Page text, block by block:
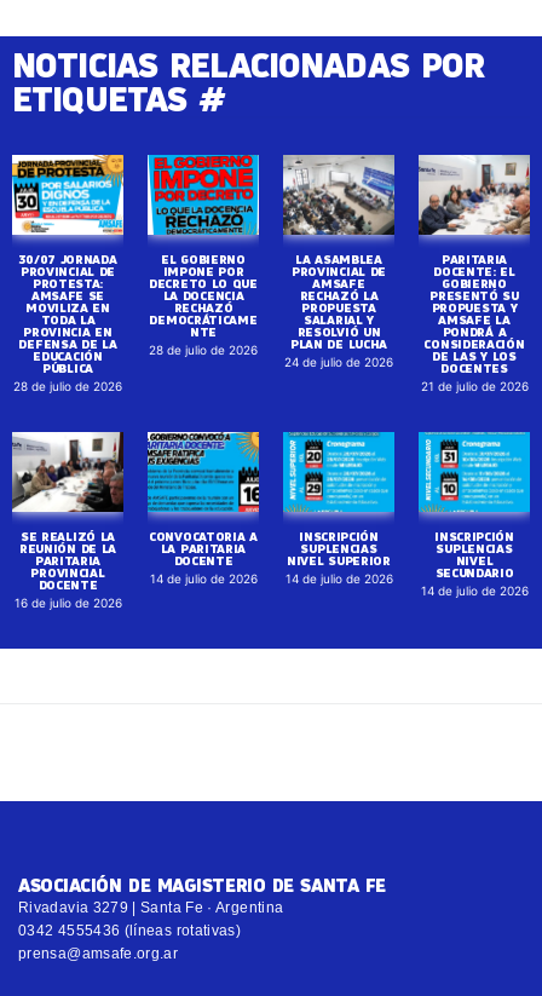
NOTICIAS RELACIONADAS POR
ETIQUETAS #
30/07 JORNADA
PROVINCIAL DE
PROTESTA:
AMSAFE SE
MOVILIZA EN
TODA LA
PROVINCIA EN
DEFENSA DE LA
EDUCACIÓN
PÚBLICA
28 de julio de 2026
EL GOBIERNO
IMPONE POR
DECRETO LO QUE
LA DOCENCIA
RECHAZÓ
DEMOCRÁTICAME
NTE
28 de julio de 2026
LA ASAMBLEA
PROVINCIAL DE
AMSAFE
RECHAZÓ LA
PROPUESTA
SALARIAL Y
RESOLVIÓ UN
PLAN DE LUCHA
24 de julio de 2026
PARITARIA
DOCENTE: EL
GOBIERNO
PRESENTÓ SU
PROPUESTA Y
AMSAFE LA
PONDRÁ A
CONSIDERACIÓN
DE LAS Y LOS
DOCENTES
21 de julio de 2026
SE REALIZÓ LA
REUNIÓN DE LA
PARITARIA
PROVINCIAL
DOCENTE
16 de julio de 2026
CONVOCATORIA A
LA PARITARIA
DOCENTE
14 de julio de 2026
INSCRIPCIÓN
SUPLENCIAS
NIVEL SUPERIOR
14 de julio de 2026
INSCRIPCIÓN
SUPLENCIAS
NIVEL
SECUNDARIO
14 de julio de 2026
ASOCIACIÓN DE MAGISTERIO DE SANTA FE
Rivadavia 3279 | Santa Fe · Argentina
0342 4555436 (líneas rotativas)
prensa@amsafe.org.ar